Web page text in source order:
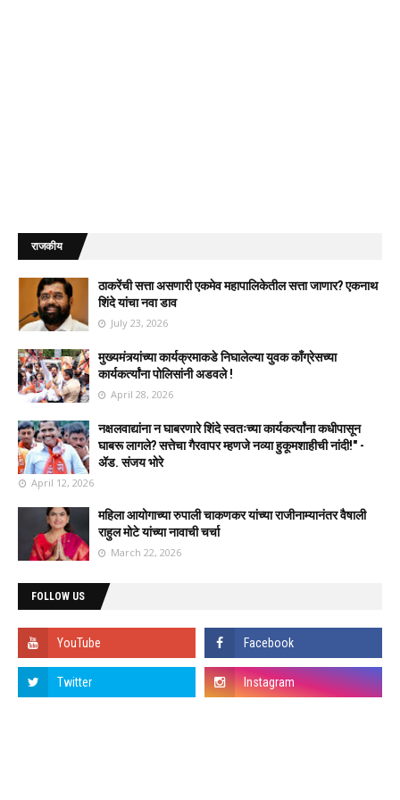
राजकीय
ठाकरेंची सत्ता असणारी एकमेव महापालिकेतील सत्ता जाणार? एकनाथ
शिंदे यांचा नवा डाव
July 23, 2026
मुख्यमंत्र्यांच्या कार्यक्रमाकडे निघालेल्या युवक काँग्रेसच्या
कार्यकर्त्यांना पोलिसांनी अडवले !
April 28, 2026
नक्षलवाद्यांना न घाबरणारे शिंदे स्वतःच्या कार्यकर्त्यांना कधीपासून
घाबरू लागले? सत्तेचा गैरवापर म्हणजे नव्या हुकूमशाहीची नांदी!" -
ॲड. संजय भोरे
April 12, 2026
महिला आयोगाच्या रुपाली चाकणकर यांच्या राजीनाम्यानंतर वैषाली
राहुल मोटे यांच्या नावाची चर्चा
March 22, 2026
FOLLOW US